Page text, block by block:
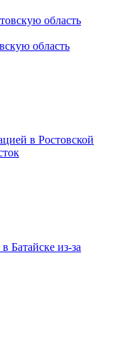
область
в Ростовской
Батайске из-за